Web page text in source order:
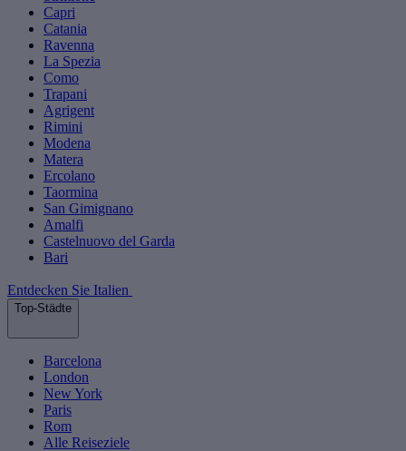
Capri
Catania
Ravenna
La Spezia
Como
Trapani
Agrigent
Rimini
Modena
Matera
Ercolano
Taormina
San Gimignano
Amalfi
Castelnuovo del Garda
Bari
Entdecken Sie Italien
Top-Städte
Barcelona
London
New York
Paris
Rom
Alle Reiseziele